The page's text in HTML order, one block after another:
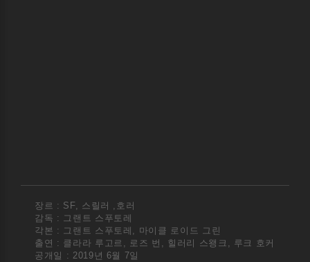
장르 : SF, 스릴러 ,호러
감독 : 그랜트 스푸토레
각본 : 그랜트 스푸토레, 마이클 로이드 그린
출연 : 클라라 루고르, 로즈 번, 힐러리 스왱크, 루크 호커
공개일 : 2019년 6월 7일